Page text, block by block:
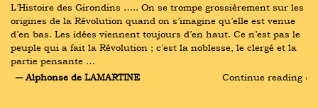
L’Histoire des Girondins ….. On se trompe grossièrement sur les
origines de la Révolution quand on s’imagine qu’elle est venue
d’en bas. Les idées viennent toujours d’en haut. Ce n’est pas le
peuple qui a fait la Révolution ; c’est la noblesse, le clergé et la
partie pensante …
― Alphonse de LAMARTINE
Continue reading ›